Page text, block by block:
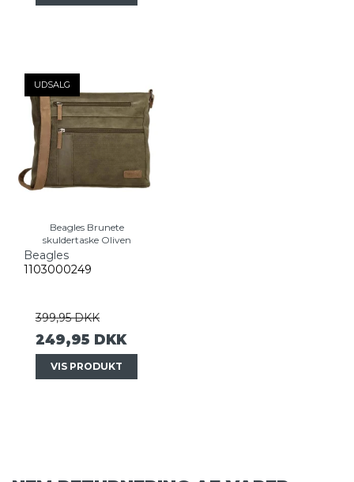
UDSALG
Beagles Brunete
skuldertaske Oliven
Beagles
1103000249
399,95 DKK
249,95 DKK
VIS PRODUKT